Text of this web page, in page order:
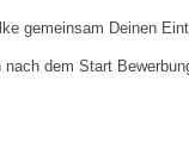
gemeinsam Deinen
dem Start